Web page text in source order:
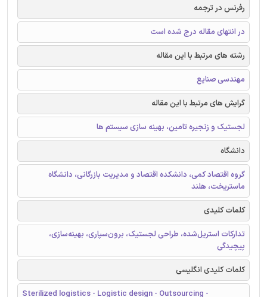
رفرنس در ترجمه
در انتهای مقاله درج شده است
رشته های مرتبط با این مقاله
مهندسی صنایع
گرایش های مرتبط با این مقاله
لجستیک و زنجیره تامین، بهینه سازی سیستم ها
دانشگاه
گروه اقتصاد کمی، دانشکده اقتصاد و مدیریت بازرگانی، دانشگاه
ماستریخت، هلند
کلمات کلیدی
تدارکات استریل‌شده، طراحی لجستیک، برون‌سپاری، بهینه‌سازی،
پیچیدگی
کلمات کلیدی انگلیسی
Sterilized logistics - Logistic design - Outsourcing -